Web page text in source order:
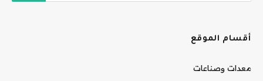
أقسام الموقع
معدات وصناعات